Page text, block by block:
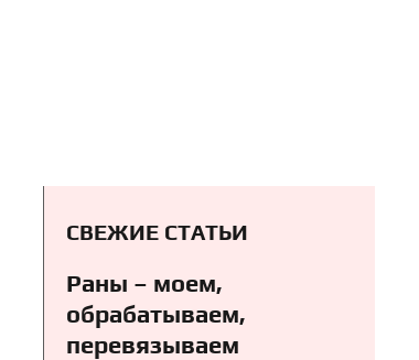
СВЕЖИЕ СТАТЬИ
Раны – моем,
обрабатываем,
перевязываем⁠⁠